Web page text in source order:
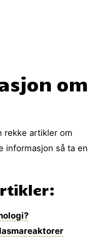
om
rekke artikler om
informasjon så ta en